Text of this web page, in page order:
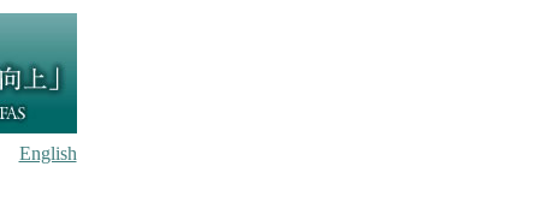
English